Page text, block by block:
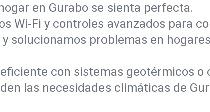
en Gurabo se sienta perfecta.
Wi-Fi y controles avanzados para
solucionamos problemas en
con sistemas geotérmicos o
las necesidades climáticas de